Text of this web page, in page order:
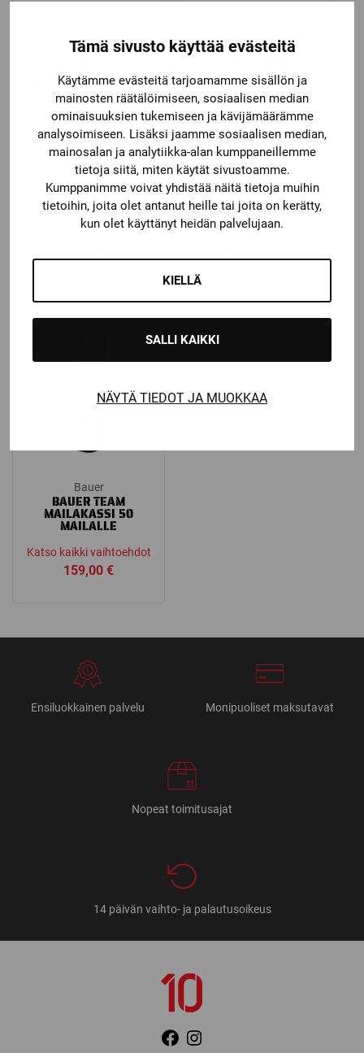
Tämä sivusto käyttää evästeitä
Käytämme evästeitä tarjoamamme sisällön ja
mainosten räätälöimiseen, sosiaalisen median
ominaisuuksien tukemiseen ja kävijämäärämme
analysoimiseen. Lisäksi jaamme sosiaalisen median,
mainosalan ja analytiikka-alan kumppaneillemme
tietoja siitä, miten käytät sivustoamme.
Kumppanimme voivat yhdistää näitä tietoja muihin
tietoihin, joita olet antanut heille tai joita on kerätty,
kun olet käyttänyt heidän palvelujaan.
KIELLÄ
SALLI KAIKKI
NÄYTÄ TIEDOT JA MUOKKAA
CCM
CCM PRO TEAM 32″
KANTOKASSI
CCM TEAM CORE 32″
KANTOKASSI
Bauer
BAUER TEAM
MAILAKASSI 50
MAILALLE
Katso kaikki vaihtoehdot
159,00€
Ensiluokkainen palvelu Monipuoliset maksutavat
Nopeat toimitusajat
14 päivän vaihto- ja palautusoikeus